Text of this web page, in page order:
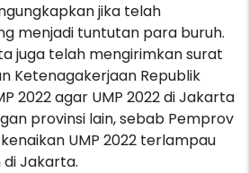
jika telah
menjadi tuntutan para buruh.
juga telah mengirimkan surat
Ketenagakerjaan Republik
2022 agar UMP 2022 di Jakarta
provinsi lain, sebab Pemprov
UMP 2022 terlampau
Jakarta.